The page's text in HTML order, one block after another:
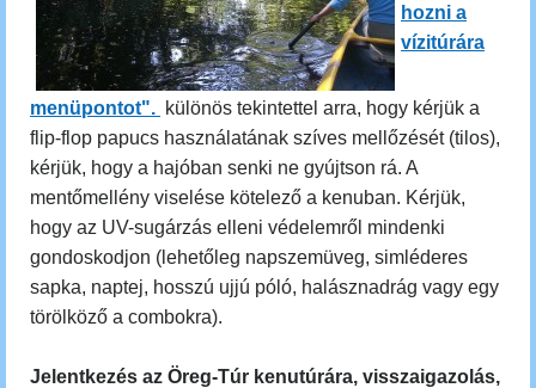
hozni a
vízitúrára
menüpontot". különös tekintettel arra, hogy kérjük a
flip-flop papucs használatának szíves mellőzését (tilos),
kérjük, hogy a hajóban senki ne gyújtson rá. A
mentőmellény viselése kötelező a kenuban. Kérjük,
hogy az UV-sugárzás elleni védelemről mindenki
gondoskodjon (lehetőleg napszemüveg, simléderes
sapka, naptej, hosszú ujjú póló, halásznadrág vagy egy
törölköző a combokra).
Jelentkezés az Öreg-Túr kenutúrára, visszaigazolás,